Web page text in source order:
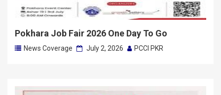
Pokhara Job Fair 2026 One Day To Go
News Coverage July 2, 2026 PCCI PKR